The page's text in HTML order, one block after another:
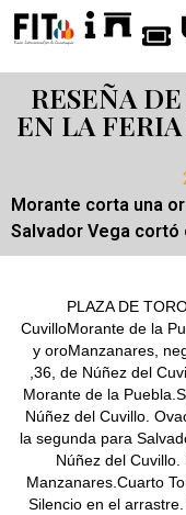
RESEÑA
EN LA
Morante corta una
Salvador Vega cortó
PLAZA DE
CuvilloMorante de la
y oroManzanares,
,36, de Núñez del
Morante de la
Núñez del Cuvillo.
la segunda para
Núñez del
Manzanares.Cuarto
Silencio en el